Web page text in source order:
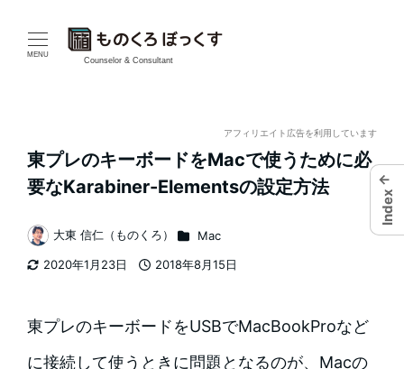
MENU
Counselor & Consultant
アフィリエイト広告を利用しています
東プレのキーボードをMacで使うために必
要なKarabiner-Elementsの設定方法
2020年1月23日
2018年8月15日
著
者
大東 信仁（ものくろ） カテゴリー
Mac
東プレのキーボードをUSBでMacBookProなど
に接続して使うときに問題となるのが、Macの
←
Index